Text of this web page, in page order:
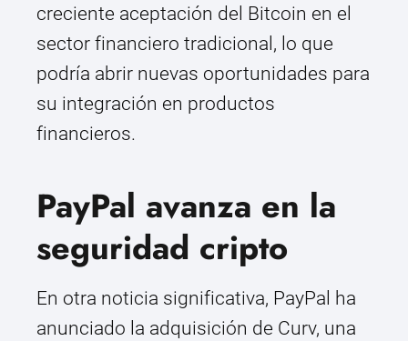
creciente aceptación del Bitcoin en el
sector financiero tradicional, lo que
podría abrir nuevas oportunidades para
su integración en productos
financieros.
PayPal avanza en la
seguridad cripto
En otra noticia significativa, PayPal ha
anunciado la adquisición de Curv, una